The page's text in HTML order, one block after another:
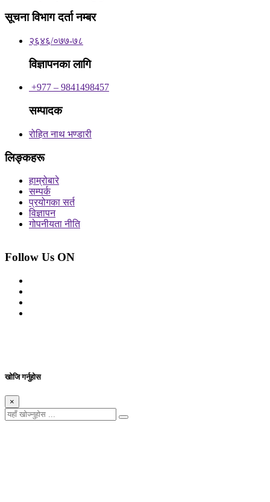
सूचना विभाग दर्ता नम्बर
२६४६/०७७-७८
विज्ञापनका लागि
+977 – 9841498457
सम्पादक
रोहित नाथ भण्डारी
लिङ्कहरू
हाम्रोबारे
सम्पर्क
प्रयोगका सर्त
विज्ञापन
गोपनीयता नीति
Follow Us ON
खोजि गर्नुहोस
×